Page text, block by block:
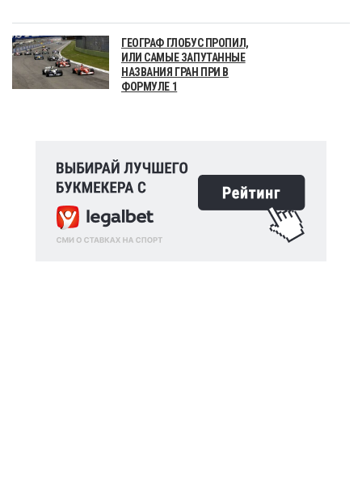
ГЕОГРАФ ГЛОБУС ПРОПИЛ,
ИЛИ САМЫЕ ЗАПУТАННЫЕ
НАЗВАНИЯ ГРАН ПРИ В
ФОРМУЛЕ 1